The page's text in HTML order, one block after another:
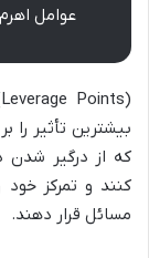
عوامل
بیشترین تأثیر را
که از درگیر شدن
کنند و تمرکز
مسائل قرار دهند.